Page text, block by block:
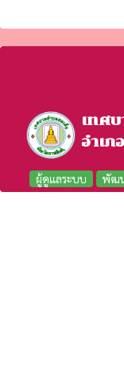
เทศ
อำเ
ผู้ดูแลระบบ พัฒ